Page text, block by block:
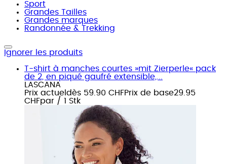
Sport
Grandes Tailles
Grandes marques
Randonnée & Trekking
Ignorer les produits
T-shirt à manches courtes »mit Zierperle« pack
de 2, en piqué gaufré extensible,...
LASCANA
Prix actuel dès 59.90 CHFPrix de base29.95
CHFpar / 1 Stk